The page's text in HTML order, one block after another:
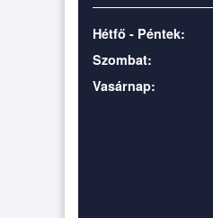
Hétfő - Péntek:
Szombat:
Vasárnap: